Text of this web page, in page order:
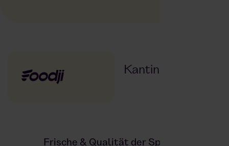
Kantine
Frische & Qualität der Speisen